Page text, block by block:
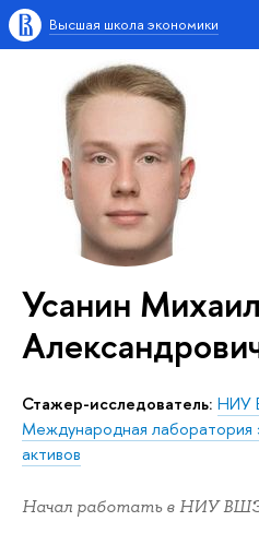
Высшая школа экономики
Усанин Михаил
Стажер-исследователь: НИУ
Международная лаборатория
активов
Начал работать в НИУ ВШЭ